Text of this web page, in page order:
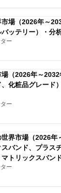
場（2026年～
バッテリー）・分
ー
（2026年～
化粧品グレード
ー
界市場（2026年
バンド、プラス
トリックスバン
ー